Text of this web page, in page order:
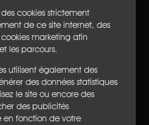
des cookies strictement
de ce site internet, des
marketing afin
les parcours.
utilisent également des
des données statistiques
le site ou encore des
des publicités
en fonction de votre